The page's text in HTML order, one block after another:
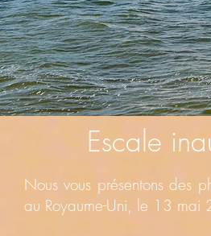
Escale
Nous vous présentons des
au Royaume-Uni, le 13 mai